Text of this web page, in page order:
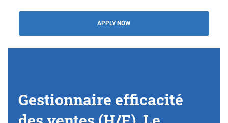
APPLY NOW
Gestionnaire efficacité